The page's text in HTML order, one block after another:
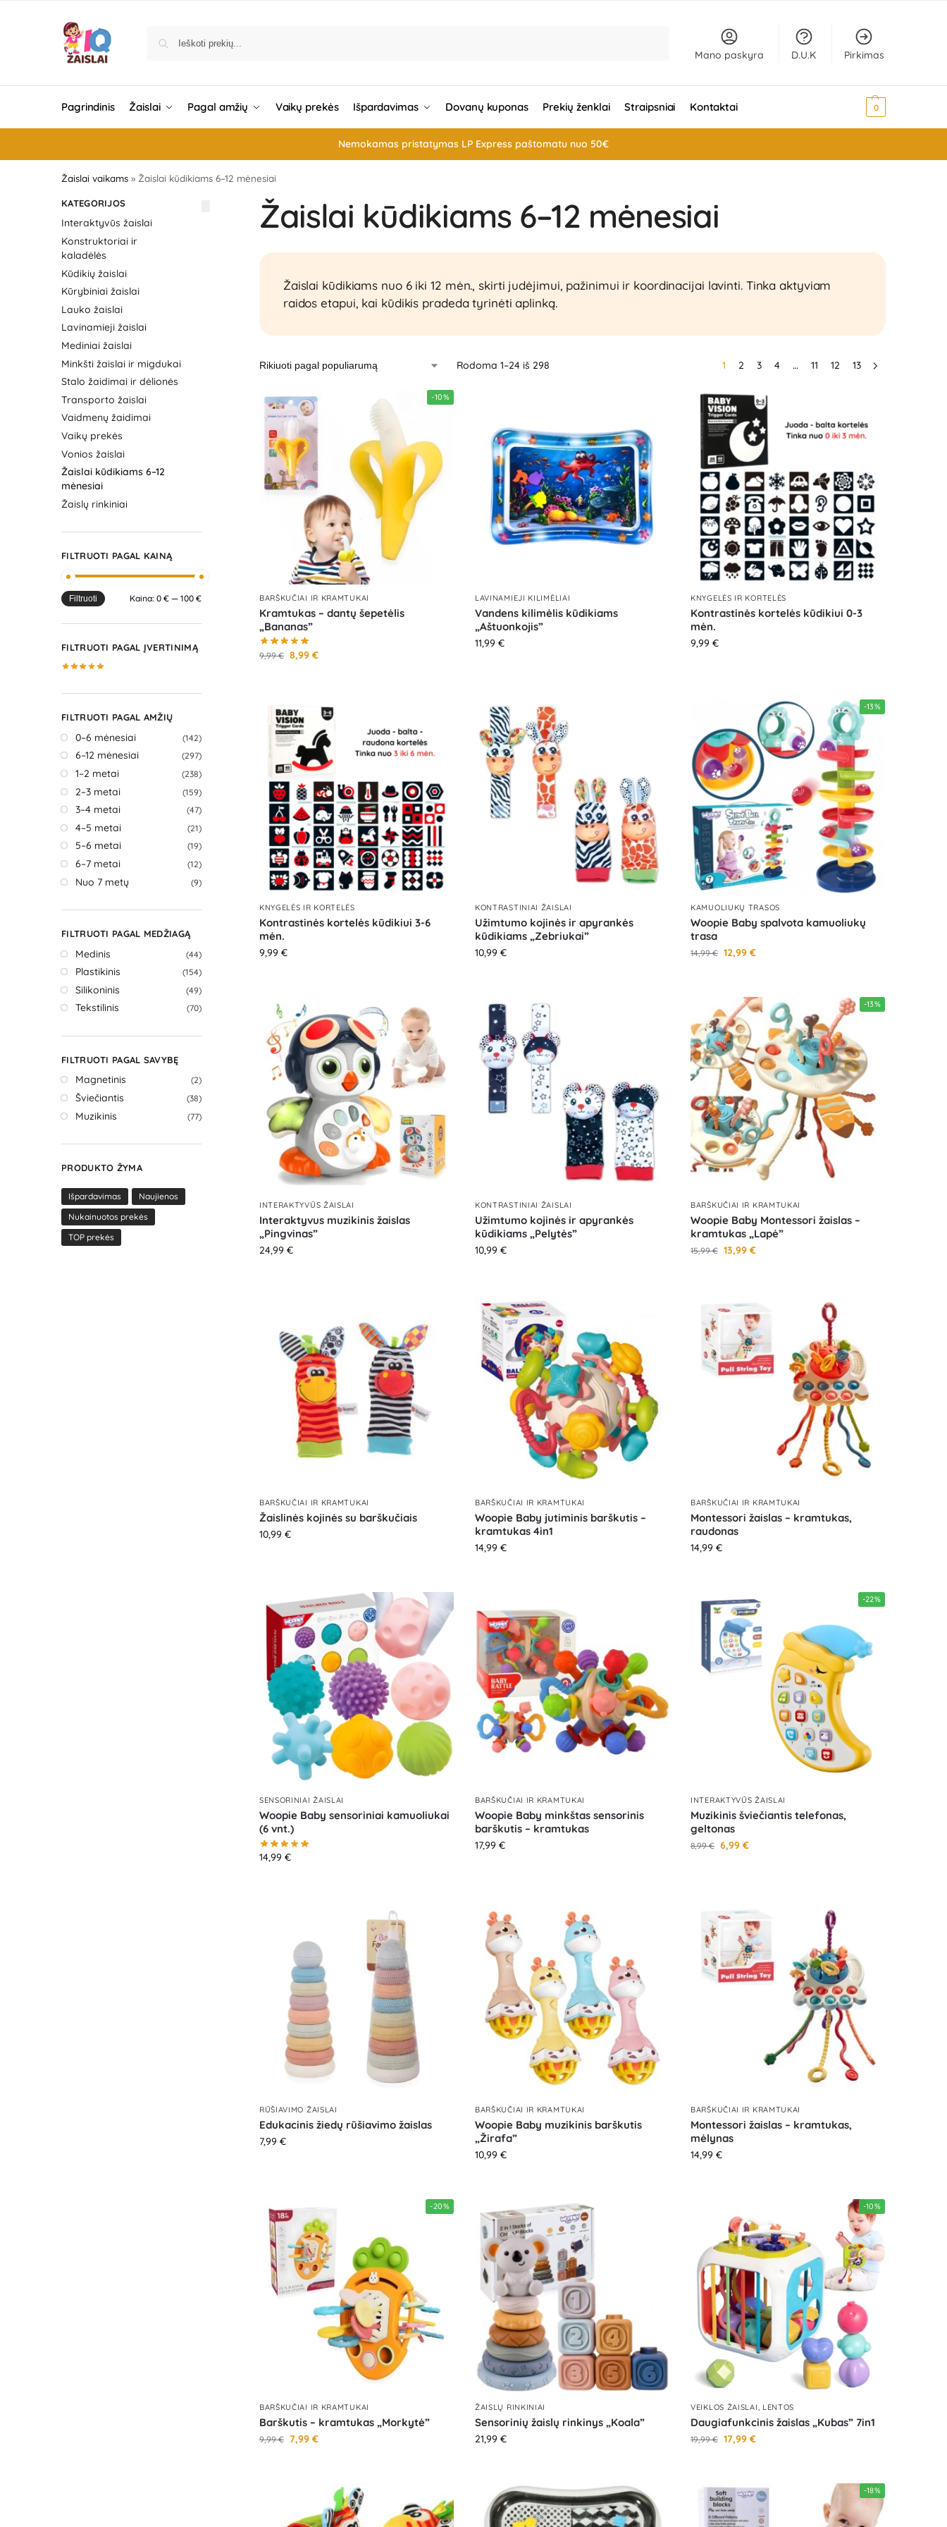
Mano paskyra D.U.K Pirkimas
Pagrindinis Žaislai Pagal amžių Vaikų prekės Išpardavimas Dovanų kuponas Prekių ženklai Straipsniai Kontaktai 0
Nemokamas pristatymas LP Express paštomatu nuo 50€
Žaislai vaikams » Žaislai kūdikiams 6–12 mėnesiai
Žaislai kūdikiams 6–12 mėnesiai
Žaislai kūdikiams nuo 6 iki 12 mėn., skirti judėjimui, pažinimui ir koordinacijai lavinti. Tinka aktyviam
raidos etapui, kai kūdikis pradeda tyrinėti aplinką.
Rodoma 1–24 iš 298 1 2 3 4 … 11 12 13
-10%
BARŠKUČIAI IR KRAMTUKAI
Kramtukas – dantų šepetėlis
„Bananas”
9,99€ 8,99 €
LAVINAMIEJI KILIMĖLIAI
Vandens kilimėlis kūdikiams
„Aštuonkojis”
11,99 €
KNYGELĖS IR KORTELĖS
Kontrastinės kortelės kūdikiui 0-3
mėn.
9,99€
KNYGELĖS IR KORTELĖS
Kontrastinės kortelės kūdikiui 3-6
mėn.
9,99 €
KONTRASTINIAI ŽAISLAI
Užimtumo kojinės ir apyrankės
kūdikiams „Zebriukai”
10,99 €
-13%
KAMUOLIUKŲ TRASOS
Woopie Baby spalvota kamuoliukų
trasa
14,99€ 12,99€
INTERAKTYVŪS ŽAISLAI
Interaktyvus muzikinis žaislas
„Pingvinas”
24,99 €
KONTRASTINIAI ŽAISLAI
Užimtumo kojinės ir apyrankės
kūdikiams „Pelytės”
10,99 €
-13%
BARŠKUČIAI IR KRAMTUKAI
Woopie Baby Montessori žaislas –
kramtukas „Lapė”
15,99€ 13,99€
BARŠKUČIAI IR KRAMTUKAI
Žaislinės kojinės su barškučiais
10,99 €
BARŠKUČIAI IR KRAMTUKAI
Woopie Baby jutiminis barškutis –
kramtukas 4in1
14,99 €
BARŠKUČIAI IR KRAMTUKAI
Montessori žaislas – kramtukas,
raudonas
14,99€
SENSORINIAI ŽAISLAI
Woopie Baby sensoriniai kamuoliukai
(6 vnt.)
14,99 €
BARŠKUČIAI IR KRAMTUKAI
Woopie Baby minkštas sensorinis
barškutis – kramtukas
17,99 €
-22%
INTERAKTYVŪS ŽAISLAI
Muzikinis šviečiantis telefonas,
geltonas
8,99€ 6,99€
RŪŠIAVIMO ŽAISLAI
Edukacinis žiedų rūšiavimo žaislas
7,99 €
BARŠKUČIAI IR KRAMTUKAI
Woopie Baby muzikinis barškutis
„Žirafa”
10,99 €
BARŠKUČIAI IR KRAMTUKAI
Montessori žaislas – kramtukas,
mėlynas
14,99€
-20%
BARŠKUČIAI IR KRAMTUKAI
Barškutis – kramtukas „Morkytė”
9,99€ 7,99 €
ŽAISLŲ RINKINIAI
Sensorinių žaislų rinkinys „Koala”
21,99 €
-10%
VEIKLOS ŽAISLAI, LENTOS
Daugiafunkcinis žaislas „Kubas” 7in1
19,99€ 17,99€
-18%
KATEGORIJOS
Interaktyvūs žaislai
Konstruktoriai ir
kaladėlės
Kūdikių žaislai
Kūrybiniai žaislai
Lauko žaislai
Lavinamieji žaislai
Mediniai žaislai
Minkšti žaislai ir migdukai
Stalo žaidimai ir dėlionės
Transporto žaislai
Vaidmenų žaidimai
Vaikų prekės
Vonios žaislai
Žaislai kūdikiams 6–12
mėnesiai
Žaislų rinkiniai
FILTRUOTI PAGAL KAINĄ
Filtruoti Kaina: 0 €— 100 €
FILTRUOTI PAGAL ĮVERTINIMĄ
FILTRUOTI PAGAL AMŽIŲ
0–6 mėnesiai (142)
6–12 mėnesiai (297)
1–2 metai (238)
2–3 metai (159)
3–4 metai (47)
4–5 metai (21)
5–6 metai (19)
6–7 metai (12)
Nuo 7 metų (9)
FILTRUOTI PAGAL MEDŽIAGĄ
Medinis (44)
Plastikinis (154)
Silikoninis (49)
Tekstilinis (70)
FILTRUOTI PAGAL SAVYBĘ
Magnetinis (2)
Šviečiantis (38)
Muzikinis (77)
PRODUKTO ŽYMA
Išpardavimas
Naujienos
Nukainuotos prekės
TOP prekės